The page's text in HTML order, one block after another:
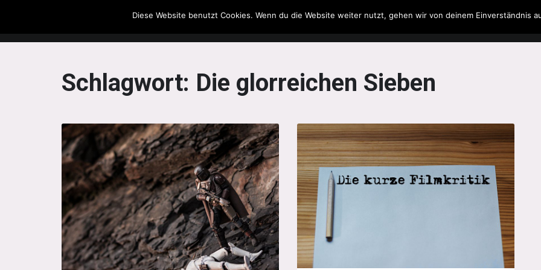
The Howling Men Filme & Serien Musik Spielzeug Literatur
Schlagwort: Die glorreichen Sieben
Diese Website benutzt Cookies. Wenn du die Website weiter nutzt, gehen wir von deinem Einverständnis